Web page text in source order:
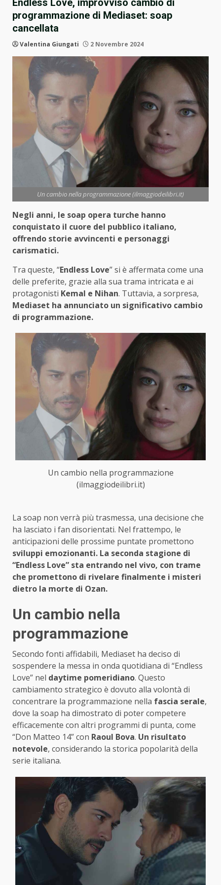
Endless Love, improvviso cambio di
programmazione di Mediaset: soap
cancellata
Valentina Giungati 2 Novembre 2024
Un cambio nella programmazione (ilmaggiodeilibri.it)
Negli anni, le soap opera turche hanno
conquistato il cuore del pubblico italiano,
offrendo storie avvincenti e personaggi
carismatici.
Tra queste, “Endless Love” si è affermata come una
delle preferite, grazie alla sua trama intricata e ai
protagonisti Kemal e Nihan. Tuttavia, a sorpresa,
Mediaset ha annunciato un significativo cambio
di programmazione.
Un cambio nella programmazione
(ilmaggiodeilibri.it)
La soap non verrà più trasmessa, una decisione che
ha lasciato i fan disorientati. Nel frattempo, le
anticipazioni delle prossime puntate promettono
sviluppi emozionanti. La seconda stagione di
“Endless Love” sta entrando nel vivo, con trame
che promettono di rivelare finalmente i misteri
dietro la morte di Ozan.
Un cambio nella
programmazione
Secondo fonti affidabili, Mediaset ha deciso di
sospendere la messa in onda quotidiana di “Endless
Love” nel daytime pomeridiano. Questo
cambiamento strategico è dovuto alla volontà di
concentrare la programmazione nella fascia serale,
dove la soap ha dimostrato di poter competere
efficacemente con altri programmi di punta, come
“Don Matteo 14” con Raoul Bova. Un risultato
notevole, considerando la storica popolarità della
serie italiana.